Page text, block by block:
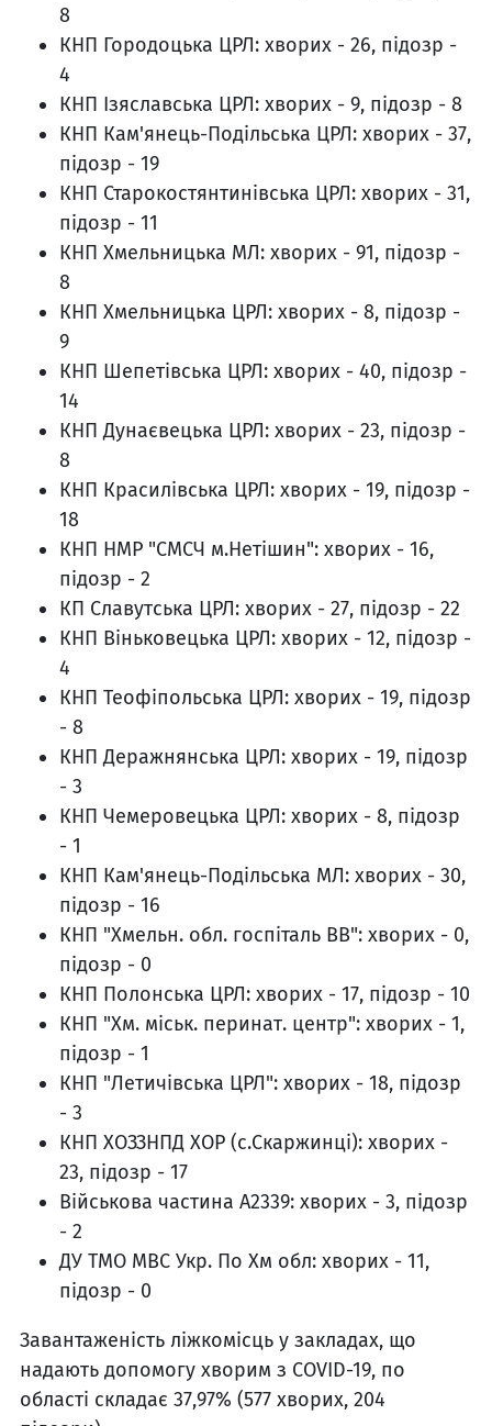
8
КНП Городоцька ЦРЛ: хворих - 26, підозр -
4
КНП Ізяславська ЦРЛ: хворих - 9, підозр - 8
КНП Кам'янець-Подільська ЦРЛ: хворих - 37,
підозр - 19
КНП Старокостянтинівська ЦРЛ: хворих - 31,
підозр - 11
КНП Хмельницька МЛ: хворих - 91, підозр -
8
КНП Хмельницька ЦРЛ: хворих - 8, підозр -
9
КНП Шепетівська ЦРЛ: хворих - 40, підозр -
14
КНП Дунаєвецька ЦРЛ: хворих - 23, підозр -
8
КНП Красилівська ЦРЛ: хворих - 19, підозр -
18
КНП НМР "СМСЧ м.Нетішин": хворих - 16,
підозр - 2
КП Славутська ЦРЛ: хворих - 27, підозр - 22
КНП Віньковецька ЦРЛ: хворих - 12, підозр -
4
КНП Теофіпольська ЦРЛ: хворих - 19, підозр
- 8
КНП Деражнянська ЦРЛ: хворих - 19, підозр
- 3
КНП Чемеровецька ЦРЛ: хворих - 8, підозр
- 1
КНП Кам'янець-Подільська МЛ: хворих - 30,
підозр - 16
КНП "Хмельн. обл. госпіталь ВВ": хворих - 0,
підозр - 0
КНП Полонська ЦРЛ: хворих - 17, підозр - 10
КНП "Хм. міськ. перинат. центр": хворих - 1,
підозр - 1
КНП "Летичівська ЦРЛ": хворих - 18, підозр
- 3
КНП ХОЗЗНПД ХОР (с.Скаржинці): хворих -
23, підозр - 17
Військова частина А2339: хворих - 3, підозр
- 2
ДУ ТМО МВС Укр. По Хм обл: хворих - 11,
підозр - 0
Завантаженість ліжкомісць у закладах, що
надають допомогу хворим з COVID-19, по
області складає 37,97% (577 хворих, 204